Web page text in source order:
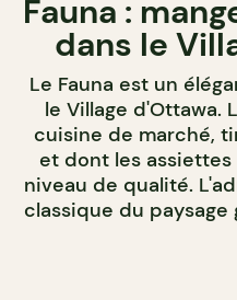
Fauna :
dans le
Le Fauna est un
le Village d'Ottawa.
cuisine de marché,
et dont les
niveau de qualité.
classique du